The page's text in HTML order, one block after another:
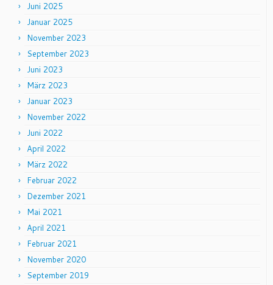
Juni 2025
Januar 2025
November 2023
September 2023
Juni 2023
März 2023
Januar 2023
November 2022
Juni 2022
April 2022
März 2022
Februar 2022
Dezember 2021
Mai 2021
April 2021
Februar 2021
November 2020
September 2019